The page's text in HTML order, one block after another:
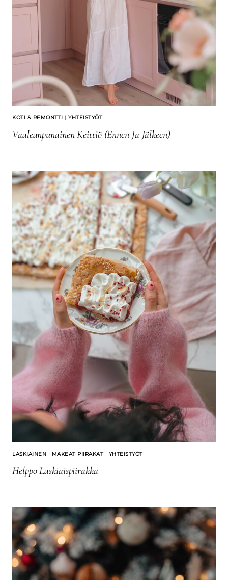
KOTI & REMONTTI | YHTEISTYÖT
Vaaleanpunainen Keittiö (ennen Ja Jälkeen)
LASKIAINEN | MAKEAT PIIRAKAT | YHTEISTYÖT
Helppo Laskiaispiirakka